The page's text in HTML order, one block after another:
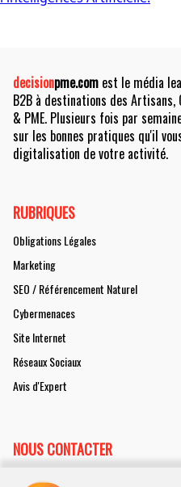
decisionpme.com est le média
B2B à destinations des Artisans,
& PME. Plusieurs fois par
sur les bonnes pratiques qu'il
digitalisation de votre activité.
RUBRIQUES
Obligations Légales
Marketing
SEO / Référencement Naturel
Cybermenaces
Site Internet
Réseaux Sociaux
Avis d'Expert
NOUS CONTACTER
Collaborer à decisionpme.com